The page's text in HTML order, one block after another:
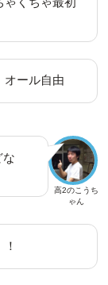
オール自由
高2のこうち
ゃん
な